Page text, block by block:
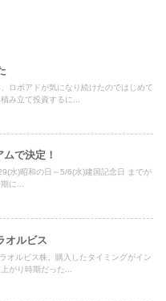
ロボアドが気になり続けたのではじめて
み立て投資するに...
で決定！
水)昭和の日～5/6(水)建国記念日 までが
に...
オルビス
オルビス株。購入したタイミングがイン
がり時期だった...